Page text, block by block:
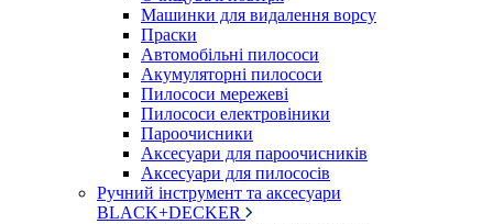
Машинки для видалення ворсу
Праски
Автомобільні пилососи
Акумуляторні пилососи
Пилососи мережеві
Пилососи електровіники
Пароочисники
Аксесуари для пароочисників
Аксесуари для пилососів
Ручний інструмент та аксесуари
BLACK+DECKER